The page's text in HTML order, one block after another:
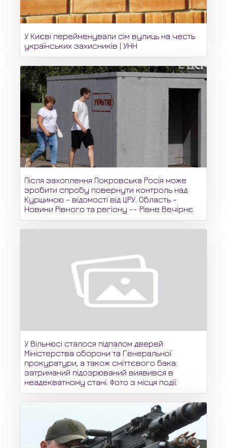
У Києві перейменували сім вулиць на честь
українських захисників | УНН
Після захоплення Покровська Росія може
зробити спробу повернути контроль над
Курщиною - відомості від ЦРУ. Область -
Новини Рівного та регіону -- Рівне Вечірнє
У Вільнюсі сталося підпалом дверей
Міністерства оборони та Генеральної
прокуратури, а також сміттєвого бака:
затриманий підозрюваний виявився в
неадекватному стані. Фото з місця події.